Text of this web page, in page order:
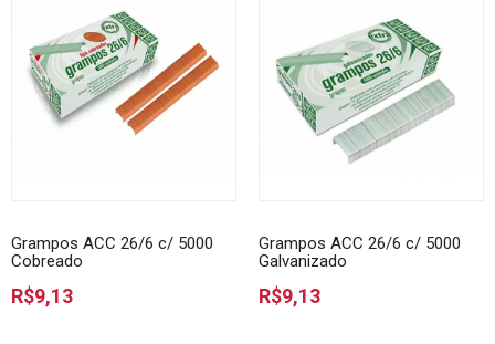
Grampos ACC 26/6 c/ 5000
Cobreado
R$9,13
Grampos ACC 26/6 c/ 5000
Galvanizado
R$9,13